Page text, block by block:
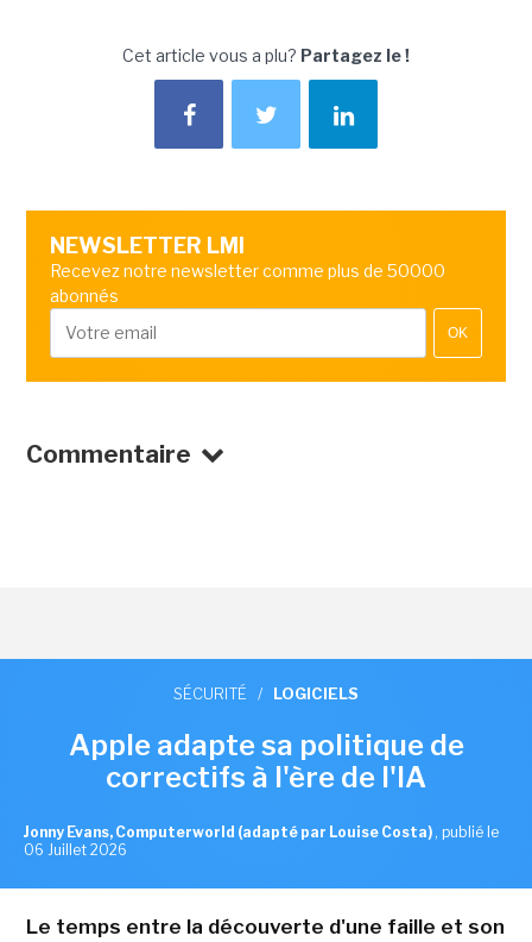
Cet article vous a plu? Partagez le !
NEWSLETTER LMI
Recevez notre newsletter comme plus de 50000
abonnés
OK
Commentaire
SÉCURITÉ / LOGICIELS
Apple adapte sa politique de
correctifs à l'ère de l'IA
Jonny Evans, Computerworld (adapté par Louise Costa) , publié le
06 Juillet 2026
Le temps entre la découverte d'une faille et son